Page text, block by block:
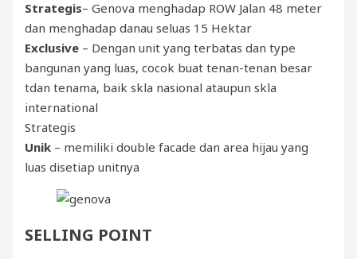
Strategis– Genova menghadap ROW Jalan 48 meter
dan menghadap danau seluas 15 Hektar
Exclusive – Dengan unit yang terbatas dan type
bangunan yang luas, cocok buat tenan-tenan besar
tdan tenama, baik skla nasional ataupun skla
international
Strategis
Unik – memiliki double facade dan area hijau yang
luas disetiap unitnya
SELLING POINT